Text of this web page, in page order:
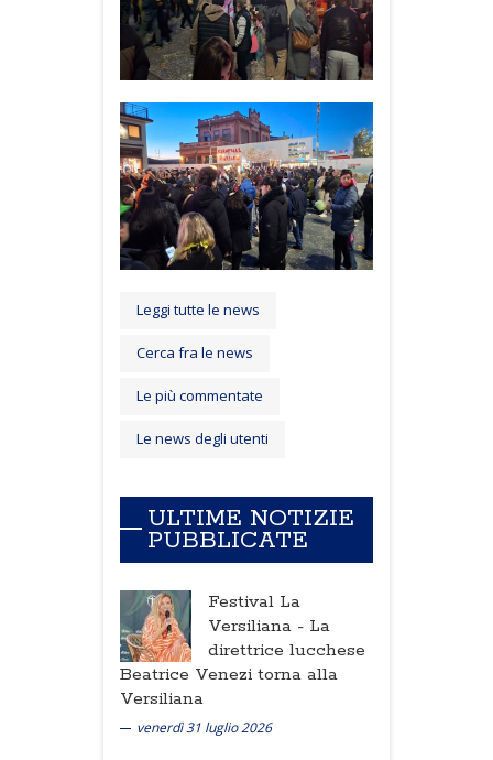
Leggi tutte le news
Cerca fra le news
Le più commentate
Le news degli utenti
ULTIME NOTIZIE
PUBBLICATE
Festival La
Versiliana - La
direttrice lucchese
Beatrice Venezi torna alla
Versiliana
venerdì 31 luglio 2026